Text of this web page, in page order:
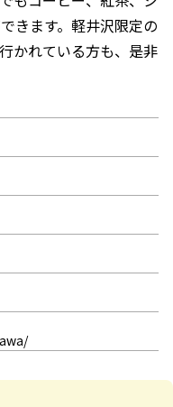
きます。軽井沢限定の
かれている方も、是非